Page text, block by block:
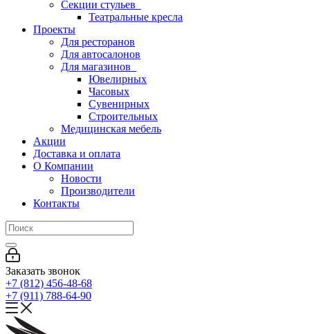
Секции стульев
Театральные кресла
Проекты
Для ресторанов
Для автосалонов
Для магазинов
Ювелирных
Часовых
Сувенирных
Строительных
Медицинская мебель
Акции
Доставка и оплата
О Компании
Новости
Производители
Контакты
Заказать звонок
+7 (812) 456-48-68
+7 (911) 788-64-90